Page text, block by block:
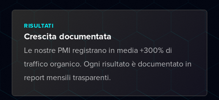
RISULTATI
Crescita documentata
Le nostre PMI registrano in media +300% di
traffico organico. Ogni risultato è documentato in
report mensili trasparenti.